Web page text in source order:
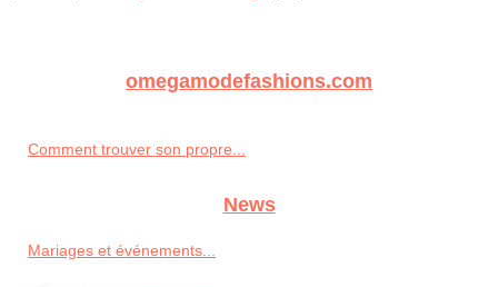
omegamodefashions.com
Comment trouver son propre...
News
Mariages et événements...